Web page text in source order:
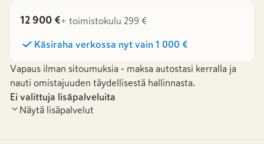
12 900 €+ toimistokulu 299 €
Käsiraha verkossa nyt vain 1 000 €
Vapaus ilman sitoumuksia - maksa autostasi kerralla ja
nauti omistajuuden täydellisestä hallinnasta.
Ei valittuja lisäpalveluita
Näytä lisäpalvelut